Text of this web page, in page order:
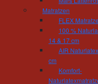
Matratzen
FLEX Matratze
100 %
14 & 17 cm
AIR
cm
Komfort-